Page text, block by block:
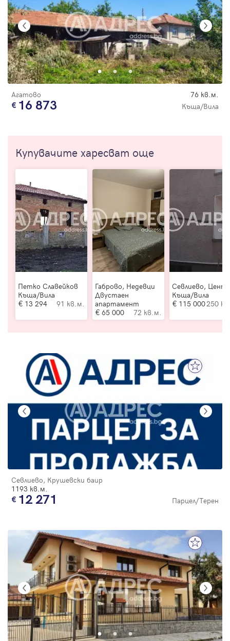
Агатово 76 кв.м.
16 873 Къща/Вила
Купувачите харесват още
Петко Славейков
Къща/Вила
13 294
91 кв.м.
Габрово, Недевци
Двустаен
апартамент
65 000
72 кв.м.
Севлиево,
Къща/Вила
115 000250
Севлиево, Крушевски баир
1193 кв.м.
12 271 Парцел/Терен